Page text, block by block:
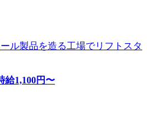
ル製品を造る工場でリフトスタ
給1,100円〜